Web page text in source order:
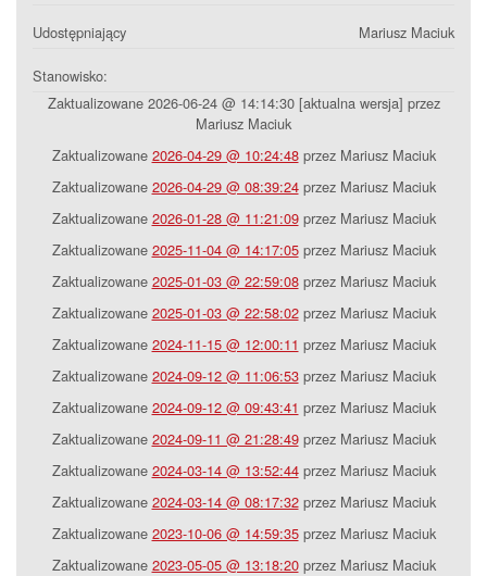
Udostępniający Mariusz Maciuk
Stanowisko:
Zaktualizowane 2026-06-24 @ 14:14:30 [aktualna wersja] przez
Mariusz Maciuk
Zaktualizowane 2026-04-29 @ 10:24:48przez Mariusz Maciuk
Zaktualizowane 2026-04-29 @ 08:39:24przez Mariusz Maciuk
Zaktualizowane 2026-01-28 @ 11:21:09przez Mariusz Maciuk
Zaktualizowane 2025-11-04 @ 14:17:05przez Mariusz Maciuk
Zaktualizowane 2025-01-03 @ 22:59:08przez Mariusz Maciuk
Zaktualizowane 2025-01-03 @ 22:58:02przez Mariusz Maciuk
Zaktualizowane 2024-11-15 @ 12:00:11 przez Mariusz Maciuk
Zaktualizowane 2024-09-12 @ 11:06:53przez Mariusz Maciuk
Zaktualizowane 2024-09-12 @ 09:43:41 przez Mariusz Maciuk
Zaktualizowane 2024-09-11 @ 21:28:49przez Mariusz Maciuk
Zaktualizowane 2024-03-14 @ 13:52:44przez Mariusz Maciuk
Zaktualizowane 2024-03-14 @ 08:17:32przez Mariusz Maciuk
Zaktualizowane 2023-10-06 @ 14:59:35przez Mariusz Maciuk
Zaktualizowane 2023-05-05 @ 13:18:20przez Mariusz Maciuk